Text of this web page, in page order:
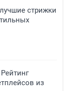
стрижки
из